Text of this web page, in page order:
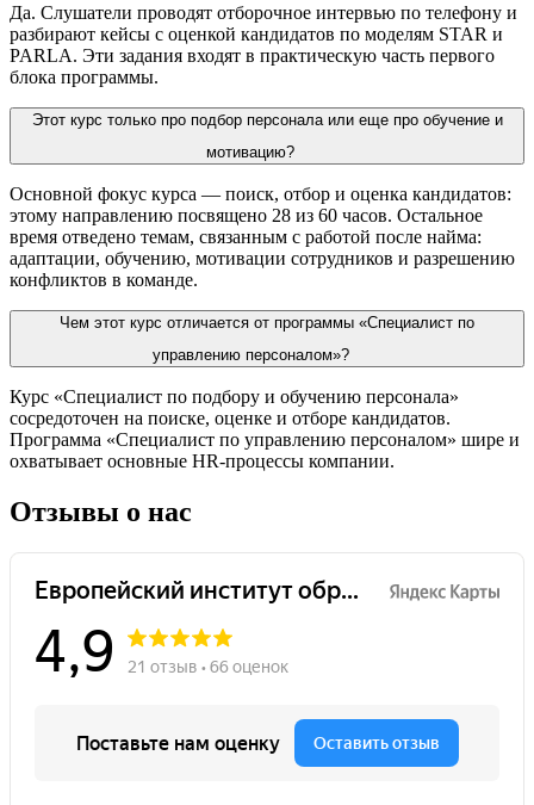
Да. Слушатели проводят отборочное интервью по телефону и
разбирают кейсы с оценкой кандидатов по моделям STAR и
PARLA. Эти задания входят в практическую часть первого
блока программы.
Этот курс только про подбор персонала или еще про обучение и
мотивацию?
Основной фокус курса — поиск, отбор и оценка кандидатов:
этому направлению посвящено 28 из 60 часов. Остальное
время отведено темам, связанным с работой после найма:
адаптации, обучению, мотивации сотрудников и разрешению
конфликтов в команде.
Чем этот курс отличается от программы «Специалист по
управлению персоналом»?
Курс «Специалист по подбору и обучению персонала»
сосредоточен на поиске, оценке и отборе кандидатов.
Программа «Специалист по управлению персоналом» шире и
охватывает основные HR-процессы компании.
Отзывы о нас